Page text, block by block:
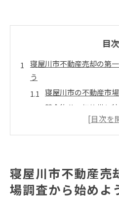
目次
寝屋川市不動産売却の第
う
寝屋川市の不動産市
競合物件の価格帯と
購入者の傾向と需要
最新の市場データを
市場調査結果を売却戦
地域特性を活かした寝屋
寝屋川市不動産売
場調査から始めよ